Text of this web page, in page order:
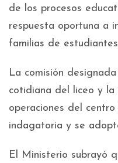
de los procesos
respuesta oportuna a
familias de
La comisión
cotidiana del liceo y la
operaciones del
indagatoria y se
El Ministerio subrayó